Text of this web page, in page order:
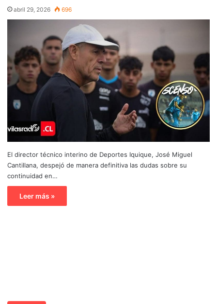
abril 29, 2026 696
El director técnico interino de Deportes Iquique, José Miguel
Cantillana, despejó de manera definitiva las dudas sobre su
continuidad en…
Leer más »